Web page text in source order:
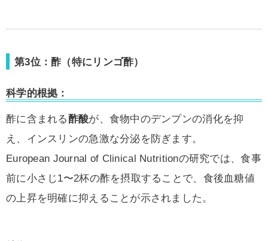
第3位：酢（特にリンゴ酢）
科学的根拠：
酢に含まれる酢酸が、食物中のデンプンの消化を抑
え、インスリンの急激な分泌を防ぎます。
European Journal of Clinical Nutritionの研究では、食事
前に小さじ1〜2杯の酢を摂取することで、食後血糖値
の上昇を明確に抑えることが示されました。